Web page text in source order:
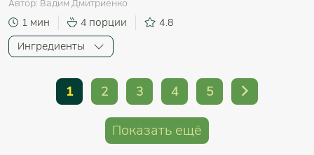
Автор: Вадим Дмитриенко
1 мин 4 порции
4.8
Ингредиенты
1 2 3 4 5
Показать ещё